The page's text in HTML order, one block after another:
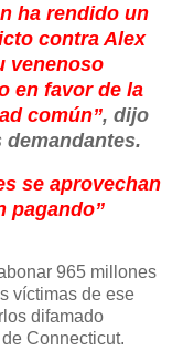
ha rendido un
contra Alex
venenoso
en favor de la
común”, dijo
demandantes.
se aprovechan
pagando”
965 millones
víctimas de ese
difamado
Connecticut.